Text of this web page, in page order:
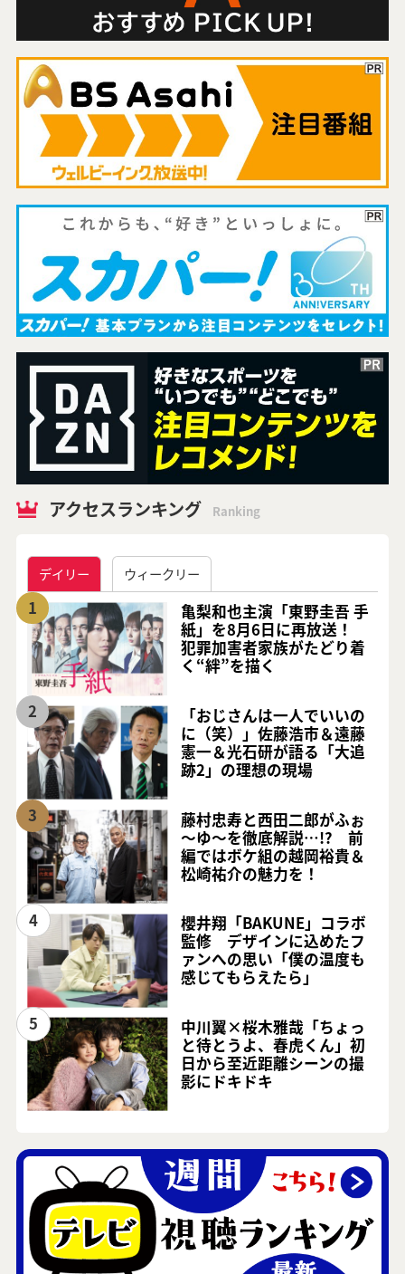
アクセスランキング Ranking
デイリー ウィークリー
1
亀梨和也主演「東野圭吾 手
紙」を8月6日に再放送！
犯罪加害者家族がたどり着
く“絆”を描く
2
「おじさんは一人でいいの
に（笑）」佐藤浩市＆遠藤
憲一＆光石研が語る「大追
跡2」の理想の現場
3
藤村忠寿と西田二郎がふぉ
～ゆ～を徹底解説…!? 前
編ではボケ組の越岡裕貴＆
松崎祐介の魅力を！
4
櫻井翔「BAKUNE」コラボ
監修 デザインに込めたフ
ァンへの思い「僕の温度も
感じてもらえたら」
5
中川翼×桜木雅哉「ちょっ
と待とうよ、春虎くん」初
日から至近距離シーンの撮
影にドキドキ